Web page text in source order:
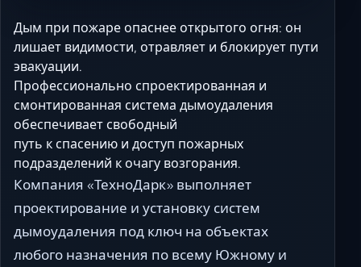
Дым при пожаре опаснее открытого огня: он
лишает видимости, отравляет и блокирует пути
эвакуации.
Профессионально спроектированная и
смонтированная система дымоудаления
обеспечивает свободный
путь к спасению и доступ пожарных
подразделений к очагу возгорания.
Компания «ТехноДарк» выполняет
проектирование и установку систем
дымоудаления под ключ на объектах
любого назначения по всему Южному и